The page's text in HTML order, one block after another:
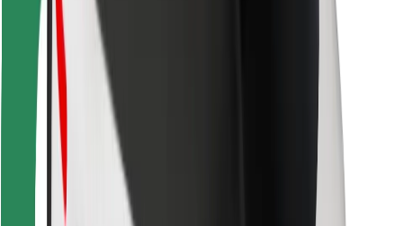
Autovadītājiem
Kurjeriem
Bolt Food
Autoparku īpašniekiem
Restorāniem
Bolt for Business
Cits